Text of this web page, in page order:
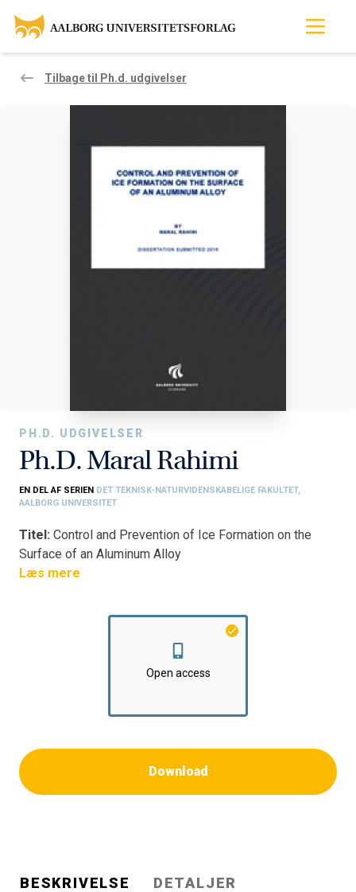
Tilbage til Ph.d. udgivelser
PH.D. UDGIVELSER
Ph.D. Maral Rahimi
EN DEL AF SERIEN DET TEKNISK-NATURVIDENSKABELIGE FAKULTET,
AALBORG UNIVERSITET
Titel: Control and Prevention of Ice Formation on the
Surface of an Aluminum Alloy
Fakultet: Det Teknisk-Naturvidenskabelige Fakultet
Statens Byggeforskningsinstitut
Læs mere
Open access
Download
BESKRIVELSE DETALJER